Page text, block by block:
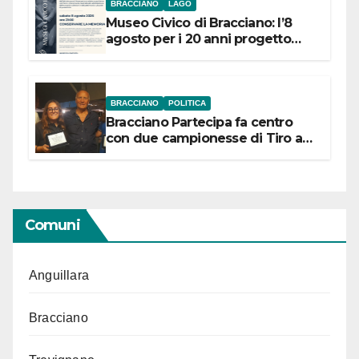
BRACCIANO LAGO
Museo Civico di Bracciano: l’8
agosto per i 20 anni progetto
BRACCIANO POLITICA
Bracciano Partecipa fa centro
con due campionesse di Tiro a
Comuni
Anguillara
Bracciano